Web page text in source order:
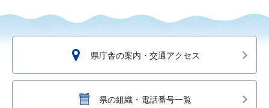
県庁舎の案内・交通アクセス
県の組織・電話番号一覧